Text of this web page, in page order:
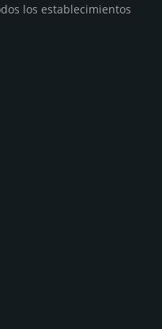
los establecimientos